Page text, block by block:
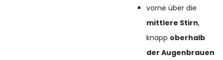
vorne über die
mittlere Stirn,
knapp oberhalb
der Augenbrauen